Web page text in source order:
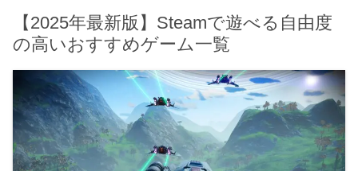
【2025年最新版】Steamで遊べる自由度
の高いおすすめゲーム一覧